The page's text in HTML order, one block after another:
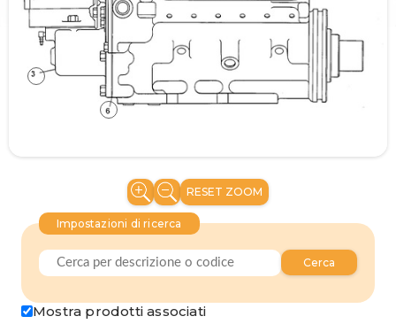
RESET ZOOM
Cerca
Impostazioni di ricerca
Mostra prodotti associati